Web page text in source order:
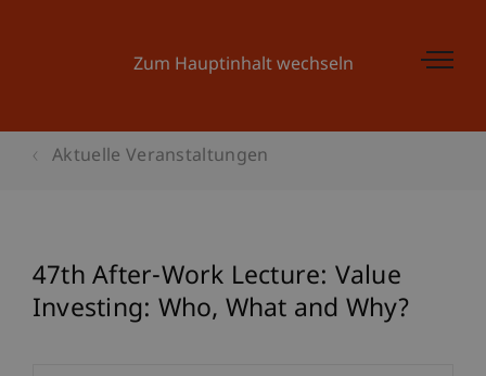
Zum Hauptinhalt wechseln
Aktuelle Veranstaltungen
47th After-Work Lecture: Value
Investing: Who, What and Why?